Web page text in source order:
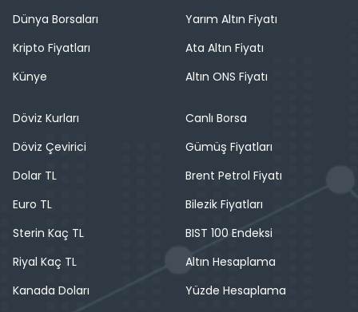
Dünya Borsaları
Kripto Fiyatları
Künye
Yarım Altın Fiyatı
Ata Altın Fiyatı
Altın ONS Fiyatı
Döviz Kurları
Döviz Çevirici
Dolar TL
Euro TL
Sterin Kaç TL
Riyal Kaç TL
Kanada Doları
Canlı Borsa
Gümüş Fiyatları
Brent Petrol Fiyatı
Bilezik Fiyatları
BIST 100 Endeksi
Altın Hesaplama
Yüzde Hesaplama